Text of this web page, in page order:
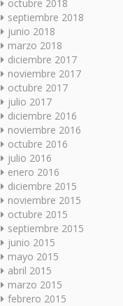
octubre 2018
septiembre 2018
junio 2018
marzo 2018
diciembre 2017
noviembre 2017
octubre 2017
julio 2017
diciembre 2016
noviembre 2016
octubre 2016
julio 2016
enero 2016
diciembre 2015
noviembre 2015
octubre 2015
septiembre 2015
junio 2015
mayo 2015
abril 2015
marzo 2015
febrero 2015